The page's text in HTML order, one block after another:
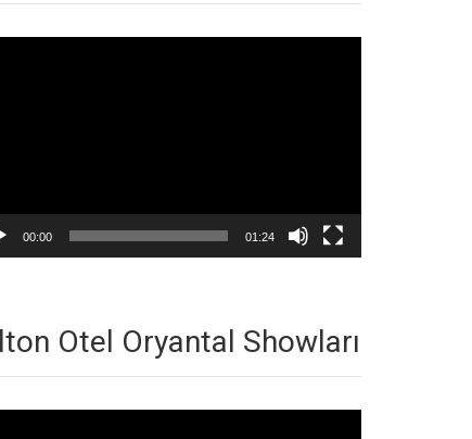
00:00 01:24
Otel Oryantal Showları